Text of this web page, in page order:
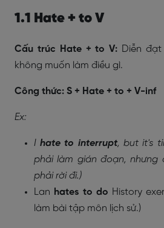
1.1 Hate + to V
Cấu trúc Hate + to V: Diễn
không muốn làm điều gì.
Công thức: S + Hate + to + V-inf
Ex:
Ihate to interrupt, but it's
phải làm gián đoạn, nhưng
phải rời đi.)
Lan hates to do History
làm bài tập môn lịch sử.)